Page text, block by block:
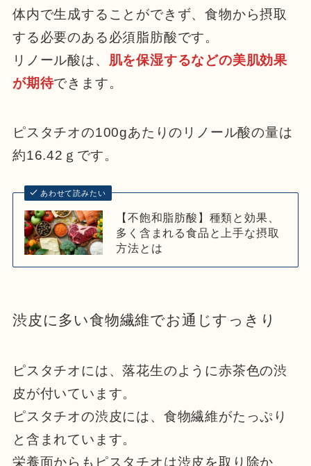
体内で生成することができず、食物から摂取
する必要のある必須脂肪酸です。
リノール酸は、
肌を保湿するなどの美肌効果
が期待できます。
ピスタチオの100gあたりのリノール酸の量は
約16.42ｇです。
あわせて読みたい
【不飽和脂肪酸】種類と効果、
多く含まれる食品と上手な摂取
方法とは
渋皮に多い食物繊維でお通じすっきり
ピスタチオには、落花生のように赤茶色の渋
皮が付いています。
ピスタチオの渋皮には、食物繊維がたっぷり
と含まれています。
栄養面からもピスタチオは渋皮を取り除か